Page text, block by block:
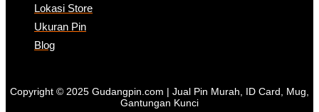
Lokasi Store
Ukuran Pin
Blog
Copyright © 2025 Gudangpin.com | Jual Pin Murah, ID Card, Mug,
Gantungan Kunci